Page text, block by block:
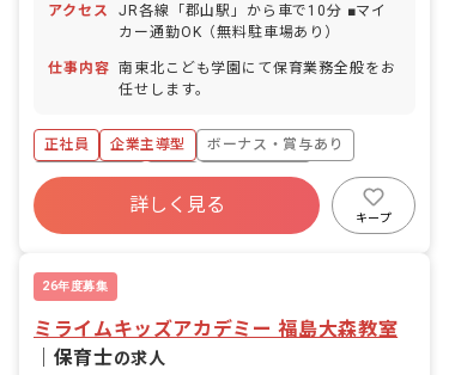
り付与／時間単位で取得可能）※最高年
20日付与（前年度残分繰越可。年限度
40日） ■産前産後・育児休暇（取得率・
復帰率ともにほぼ100%） ■介護休暇
す。 ・お休みの相談がしやすく、急な体
調不良による休みの相談はもちろん、産
休育休もしっかり取得できます。
アクセス
JR各線「郡山駅」から車で10分 ■マイ
カー通勤OK（無料駐車場あり）
仕事内容 南東北こども学園にて保育業務全般をお
任せします。
正社員 企業主導型
ボーナス・賞与あり
社会保険完備
有給
福利厚生充実
残業少なめ
昇給昇進あり
詳しく見る
キープ
26年度募集
ミライムキッズアカデミー 福島大森教室
保育士の求人